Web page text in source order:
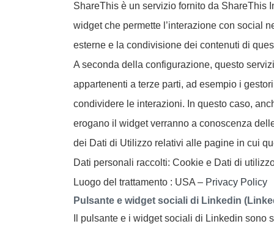
ShareThis è un servizio fornito da ShareThis
widget che permette l’interazione con social
esterne e la condivisione dei contenuti di
A seconda della configurazione, questo
appartenenti a terze parti, ad esempio i
condividere le interazioni. In questo caso,
erogano il widget verranno a conoscenza
dei Dati di Utilizzo relativi alle pagine in cui
Dati personali raccolti: Cookie e Dati di
Luogo del trattamento : USA – Privacy Policy
Pulsante e widget sociali di Linkedin
Il pulsante e i widget sociali di Linkedin sono